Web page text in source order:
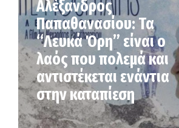
Αλέξανδρος
Παπαθανασίου: Τα
“Λευκά Όρη” είναι ο
λαός που πολεμά και
αντιστέκεται ενάντια
στην καταπίεση